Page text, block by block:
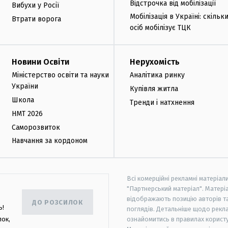
Вибухи у Росії
Втрати ворога
Відстрочка від мобілізації
Мобілізація в Україні: скільки
осіб мобілізує ТЦК
Новини Освіти
Міністерство освіти та науки
України
Школа
НМТ 2026
Саморозвиток
Навчання за кордоном
Нерухомість
Аналітика ринку
Купівля житла
Тренди і натхнення
ДО РОЗСИЛОК
Всі комерційні рекламні
"Партнерський матеріал".
відображають позицію авторів
поглядів. Детальніше щодо
ознайомитись в правилах